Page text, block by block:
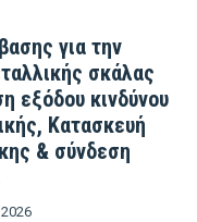
για την
σκάλας
εξόδου κινδύνου
Κατασκευή
& σύνδεση
2026